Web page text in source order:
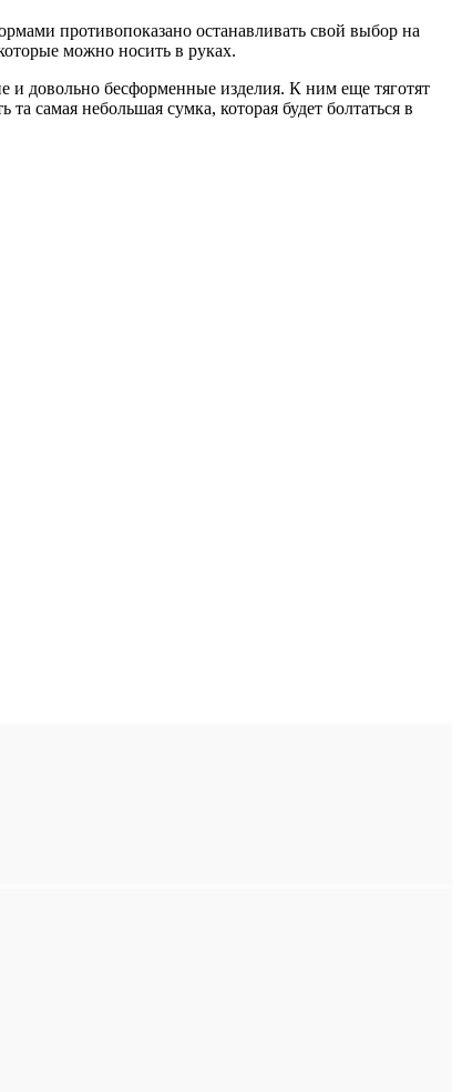
противопоказано останавливать свой выбор на
можно носить в руках.
довольно бесформенные изделия. К ним еще тяготят
самая небольшая сумка, которая будет болтаться в